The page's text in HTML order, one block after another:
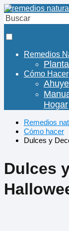
Remedios
Cómo Hacer
Hogar
Remedios
Cómo hacer
Dulces y
Dulces